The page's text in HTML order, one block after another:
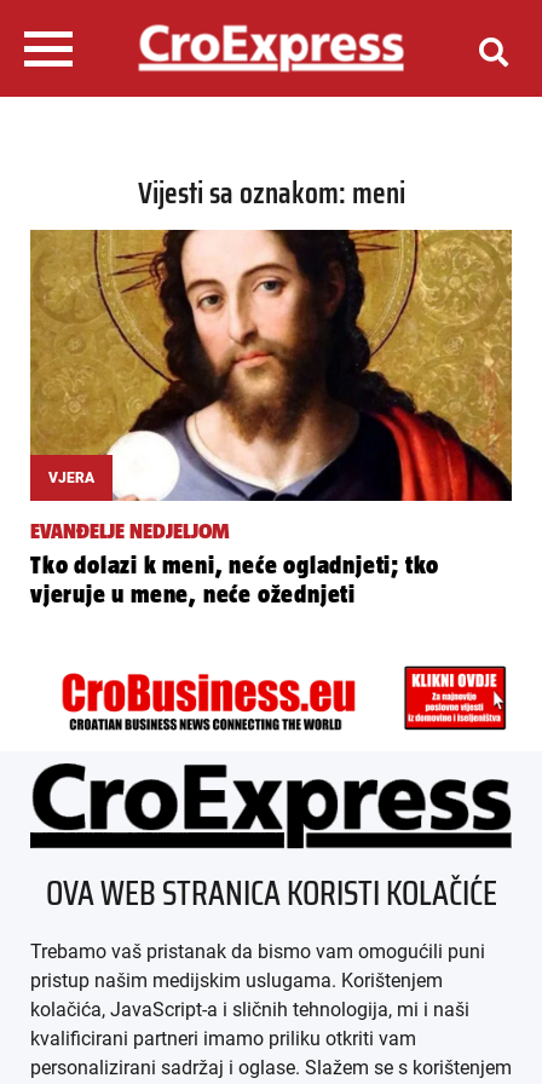
Vijesti sa oznakom: meni
VJERA
EVANĐELJE NEDJELJOM
Tko dolazi k meni, neće ogladnjeti; tko
vjeruje u mene, neće ožednjeti
ÜBER UNS
IMPRESSUM
AGB
DATENSCHUTZ
OVA WEB STRANICA KORISTI KOLAČIĆE
Trebamo vaš pristanak da bismo vam omogućili puni
pristup našim medijskim uslugama. Korištenjem
kolačića, JavaScript-a i sličnih tehnologija, mi i naši
kvalificirani partneri imamo priliku otkriti vam
personalizirani sadržaj i oglase. Slažem se s korištenjem